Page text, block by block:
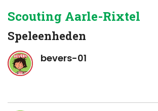
Scouting Aarle-Rixtel
Speleenheden
bevers-01